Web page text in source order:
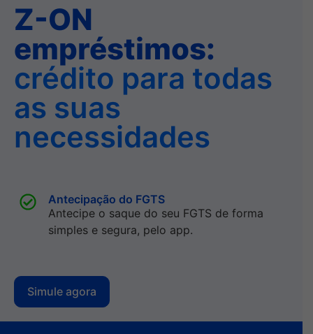
Z-ON
empréstimos:
crédito para todas
as suas
necessidades
Antecipação do FGTS
Antecipe o saque do seu FGTS de forma
simples e segura, pelo app.
Simule agora